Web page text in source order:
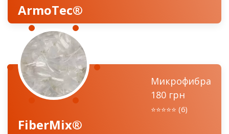
ArmoTec®
Микрофибра
180 грн
⭐️⭐️⭐️⭐️⭐️ (6)
FiberMix®